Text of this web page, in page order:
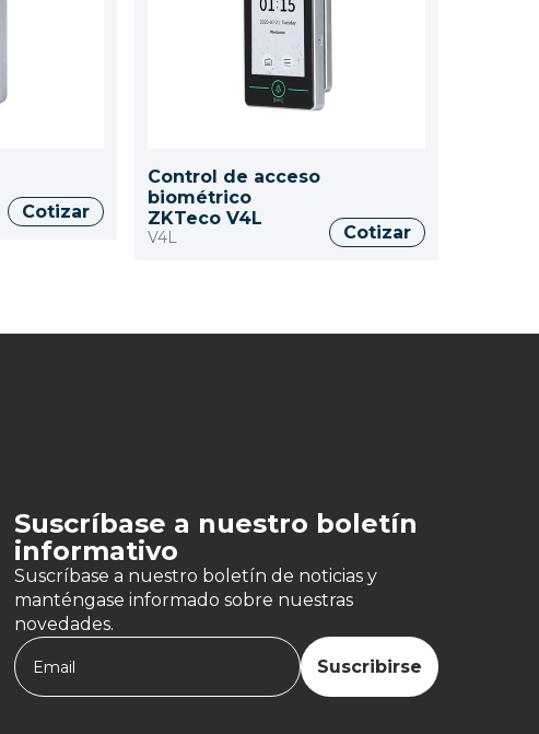
Cotizar
Control de acceso
biométrico
ZKTeco V4L
V4L Cotizar
Suscríbase a nuestro boletín
informativo
Suscríbase a nuestro boletín de noticias y
manténgase informado sobre nuestras
novedades.